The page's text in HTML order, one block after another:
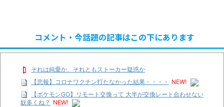
コメント・今話題の記事はこの下にあります
それは純愛か、それともストーカー疑惑か
【悲報】コロナワクチン打たなかった結果・・・・
NEW!
【ポケモンGO】リモート交換って 大半が交換レート合わせない
奴多くね？ NEW!